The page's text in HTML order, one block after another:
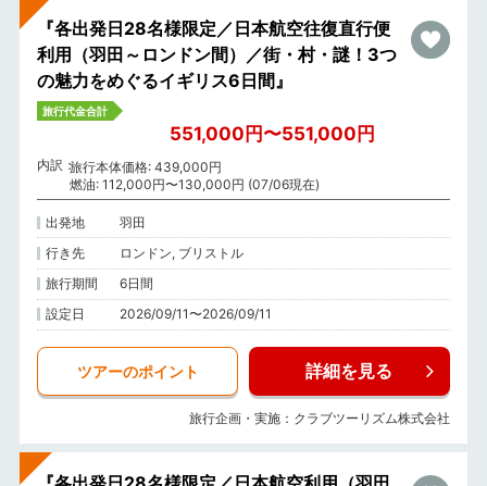
『各出発日28名様限定／日本航空往復直行便
利用（羽田～ロンドン間）／街・村・謎！3つ
の魅力をめぐるイギリス6日間』
旅行代金合計
551,000円〜551,000円
内訳 旅行本体価格: 439,000円
燃油: 112,000円〜130,000円 (07/06現在)
出発地
羽田
行き先
ロンドン, ブリストル
旅行期間
6日間
設定日
2026/09/11〜2026/09/11
ツアーのポイント 詳細を見る
旅行企画・実施：クラブツーリズム株式会社